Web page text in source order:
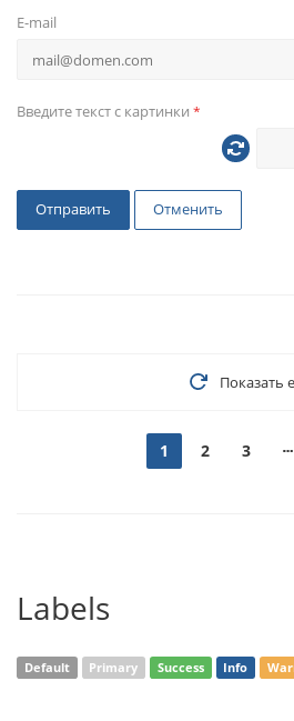
E-mail
Введите текст с картинки *
Отправить Отменить
Показать
1 2 3
Labels
Default Primary Success Info